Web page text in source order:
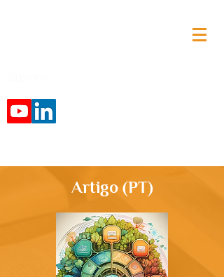
Artigo (PT)